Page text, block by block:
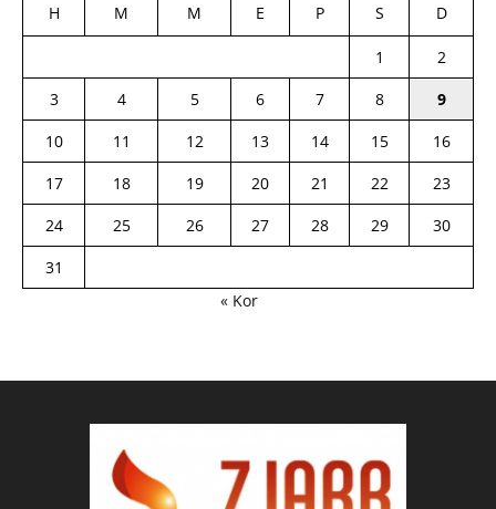
H M M E P S D
1
2
3
4 5 6 7 8
9
10
11 12 13 14 15
16
17
18 19 20 21 22
23
24
25 26 27 28 29
30
31
« Kor